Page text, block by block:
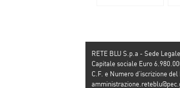
RETE BLU S.p.a - Sede
Capitale sociale Euro
C.F. e Numero d’iscrizione